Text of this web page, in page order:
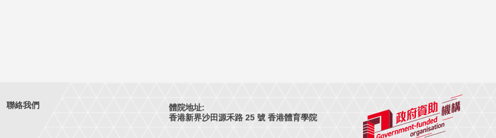
體院地址:
香港新界沙田源禾路 25 號 香港體育學院
聯絡我們